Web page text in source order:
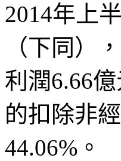
2014年上
（下同）
利潤6.66
的扣除非
44.06%。